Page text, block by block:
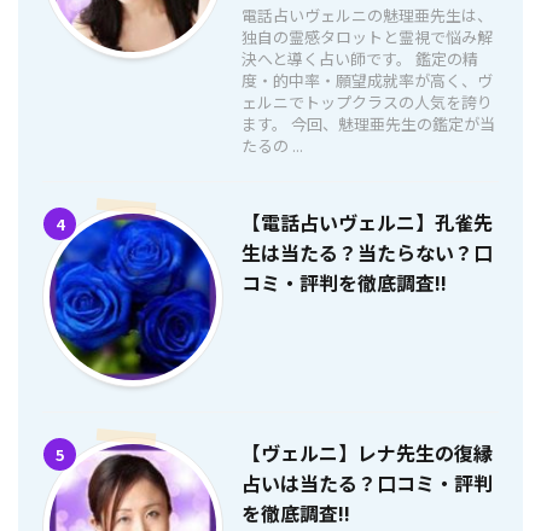
電話占いヴェルニの魅理亜先生は、
独自の霊感タロットと霊視で悩み解
決へと導く占い師です。 鑑定の精
度・的中率・願望成就率が高く、ヴ
ェルニでトップクラスの人気を誇り
ます。 今回、魅理亜先生の鑑定が当
たるの ...
4
【電話占いヴェルニ】孔雀先
生は当たる？当たらない？口
コミ・評判を徹底調査!!
5
【ヴェルニ】レナ先生の復縁
占いは当たる？口コミ・評判
を徹底調査!!